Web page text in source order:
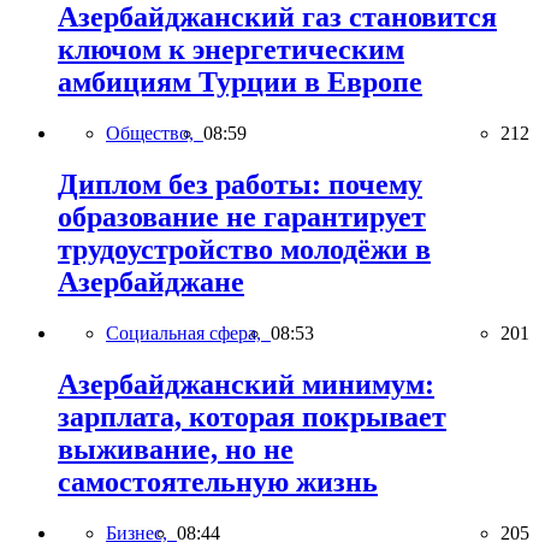
Азербайджанский газ становится
ключом к энергетическим
амбициям Турции в Европе
Общество, 08:59 212
Диплом без работы: почему
образование не гарантирует
трудоустройство молодёжи в
Азербайджане
Социальная сфера, 08:53 201
Азербайджанский минимум:
зарплата, которая покрывает
выживание, но не
самостоятельную жизнь
Бизнес, 08:44 205